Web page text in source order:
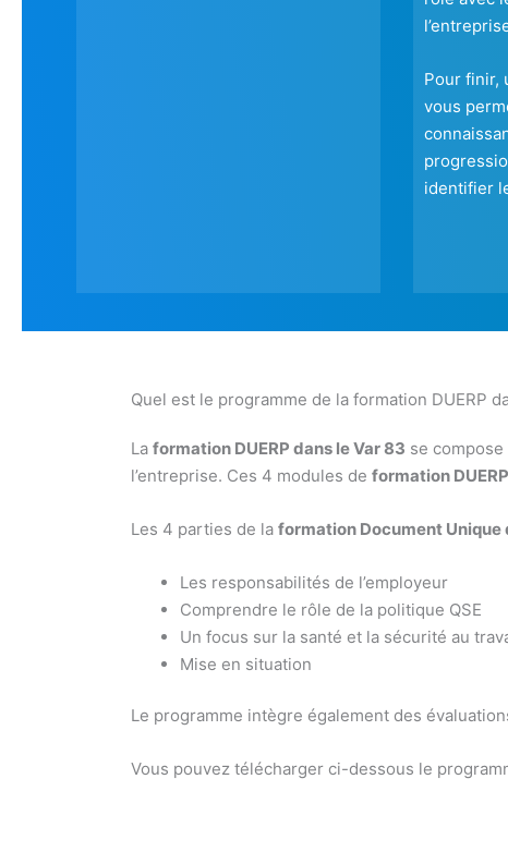
Pour finir,
vous
identifier
Quel est le programme de la formation DUERP
Laformation DUERP dans le Var 83 se
l’entreprise. Ces 4 modules deformation DUERP
Les 4 parties de laformation Document Unique
Les responsabilités de l’employeur
Comprendre le rôle de la politique QSE
Un focus sur la santé et la sécurité au
Mise en situation
Le programme intègre également des
Vous pouvez télécharger ci-dessous le